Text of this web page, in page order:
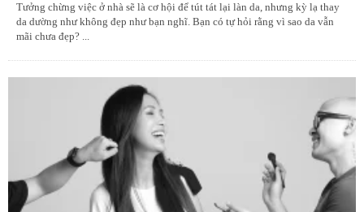
Tưởng chừng việc ở nhà sẽ là cơ hội để tút tát lại làn da, nhưng kỳ lạ thay
da dường như không đẹp như bạn nghĩ. Bạn có tự hỏi rằng vì sao da vẫn
mãi chưa đẹp?